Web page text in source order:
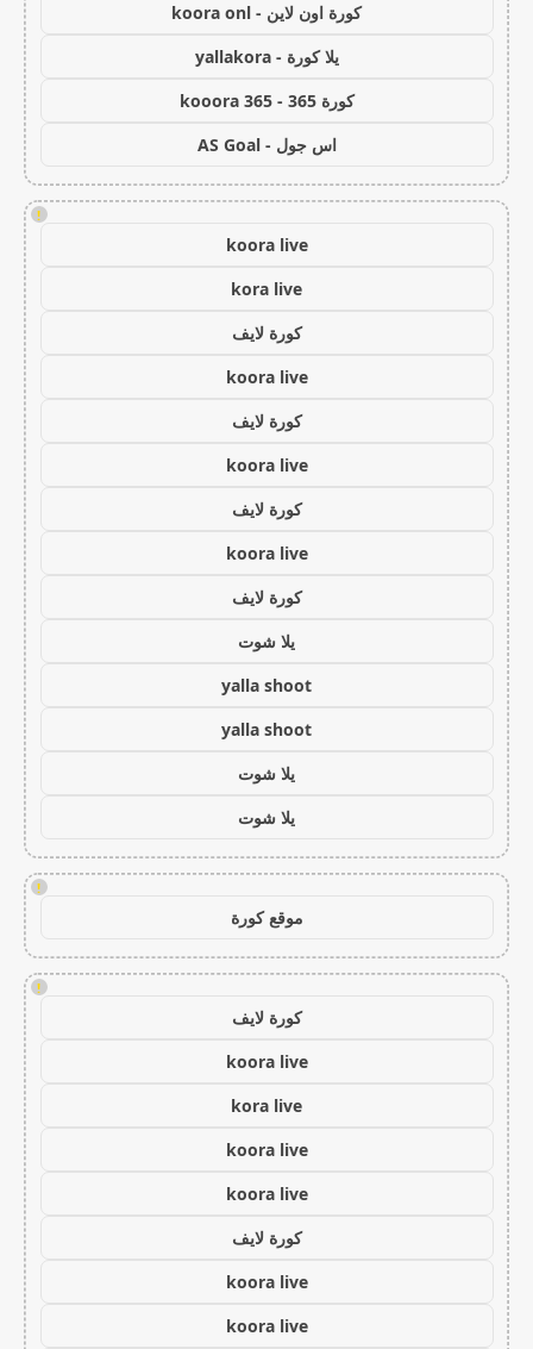
كورة اون لاين - koora onl
يلا كورة - yallakora
كورة 365 - kooora 365
اس جول - AS Goal
!
koora live
kora live
كورة لايف
koora live
كورة لايف
koora live
كورة لايف
koora live
كورة لايف
يلا شوت
yalla shoot
yalla shoot
يلا شوت
يلا شوت
!
موقع كورة
!
كورة لايف
koora live
kora live
koora live
koora live
كورة لايف
koora live
koora live